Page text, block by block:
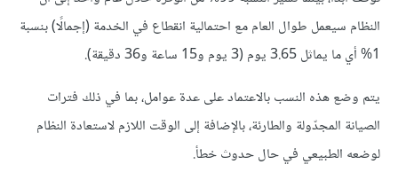
النظام سيعمل طوال العام مع احتمالية انقطاع في الخدمة (إجمالًا) بنسبة
1% أي ما يماثل 3.65 يوم (3 يوم و15 ساعة و36 دقيقة).
يتم وضع هذه النسب بالاعتماد على عدة عوامل، بما في ذلك فترات
الصيانة المجدّولة والطارئة، بالإضافة إلى الوقت اللازم لاستعادة النظام
لوضعه الطبيعي في حال حدوث خطأ.